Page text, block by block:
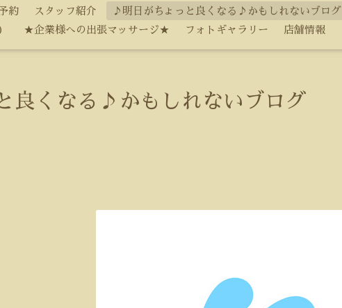
約 スタッフ紹介
♪明日がちょっと良くなる♪かもしれないブログ
★企業様への出張マッサージ★ フォトギャラリー 店舗情報
良くなる♪かもしれないブログ